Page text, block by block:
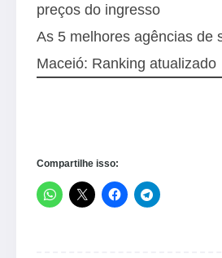
preços do ingresso
As 5 melhores agências de
Maceió: Ranking atualizado
Compartilhe isso: